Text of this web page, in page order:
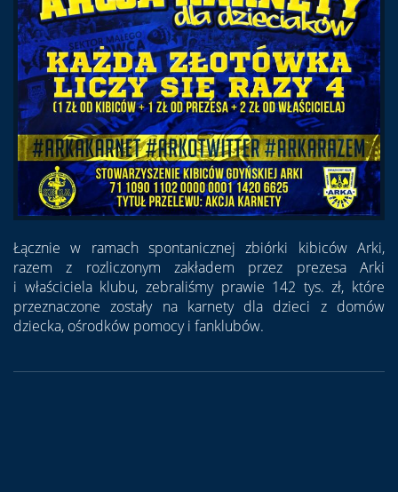
Łącznie w ramach spontanicznej zbiórki kibiców Arki,
razem z rozliczonym zakładem przez prezesa Arki
i właściciela klubu, zebraliśmy prawie 142 tys. zł, które
przeznaczone zostały na karnety dla dzieci z domów
dziecka, ośrodków pomocy i fanklubów.